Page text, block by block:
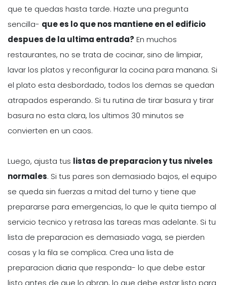
que te quedas hasta tarde. Hazte una pregunta
sencilla- que es lo que nos mantiene en el edificio
despues de la ultima entrada? En muchos
restaurantes, no se trata de cocinar, sino de limpiar,
lavar los platos y reconfigurar la cocina para manana. Si
el plato esta desbordado, todos los demas se quedan
atrapados esperando. Si tu rutina de tirar basura y tirar
basura no esta clara, los ultimos 30 minutos se
convierten en un caos.
Luego, ajusta tus listas de preparacion y tus niveles
normales. Si tus pares son demasiado bajos, el equipo
se queda sin fuerzas a mitad del turno y tiene que
prepararse para emergencias, lo que le quita tiempo al
servicio tecnico y retrasa las tareas mas adelante. Si tu
lista de preparacion es demasiado vaga, se pierden
cosas y la fila se complica. Crea una lista de
preparacion diaria que responda- lo que debe estar
listo antes de que lo abran, lo que debe estar listo para